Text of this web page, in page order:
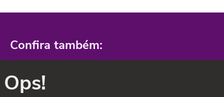
Confira também:
Ops!